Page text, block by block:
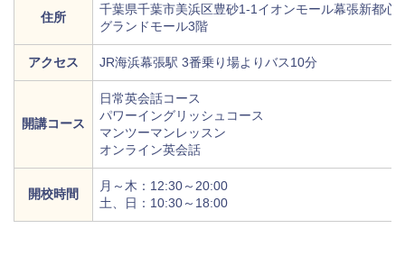
住所
千葉県千葉市美浜区豊砂1-1イオンモール幕張新都心
グランドモール3階
アクセス JR海浜幕張駅 3番乗り場よりバス10分
開講コース
日常英会話コース
パワーイングリッシュコース
マンツーマンレッスン
オンライン英会話
開校時間
月～木：12:30～20:00
土、日：10:30～18:00